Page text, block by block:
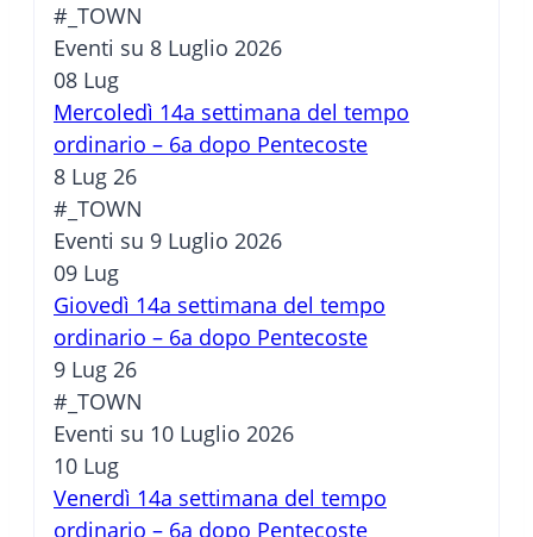
#_TOWN
Eventi su 8 Luglio 2026
08 Lug
Mercoledì 14a settimana del tempo
ordinario – 6a dopo Pentecoste
8 Lug 26
#_TOWN
Eventi su 9 Luglio 2026
09 Lug
Giovedì 14a settimana del tempo
ordinario – 6a dopo Pentecoste
9 Lug 26
#_TOWN
Eventi su 10 Luglio 2026
10 Lug
Venerdì 14a settimana del tempo
ordinario – 6a dopo Pentecoste